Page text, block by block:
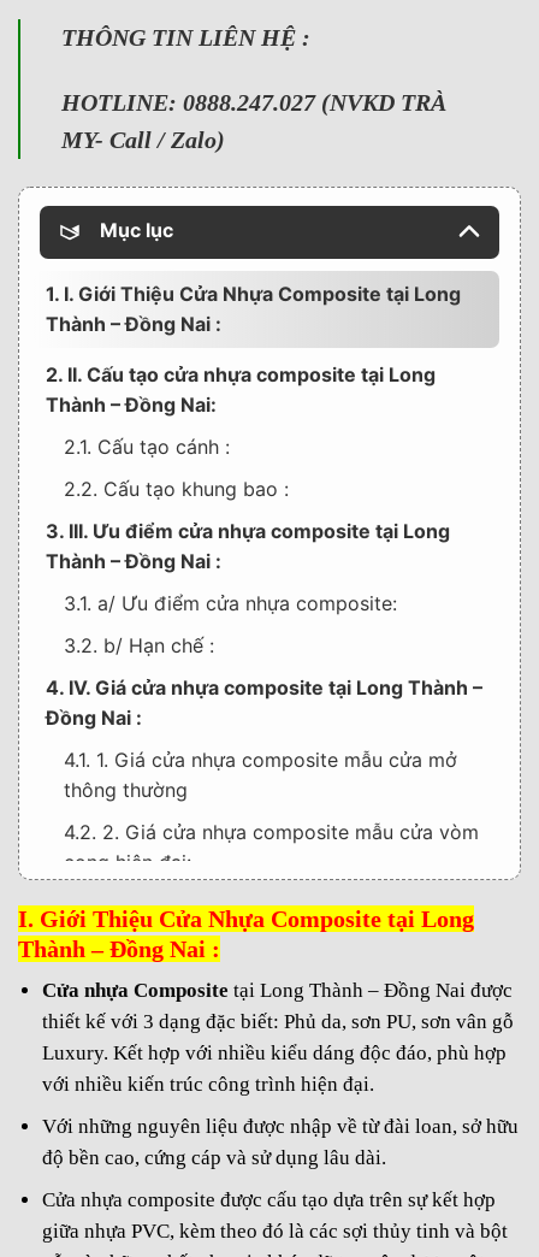
THÔNG TIN LIÊN HỆ :
HOTLINE: 0888.247.027 (NVKD TRÀ
MY- Call / Zalo)
Mục lục
1. I. Giới Thiệu Cửa Nhựa Composite tại Long
Thành – Đồng Nai :
2. II. Cấu tạo cửa nhựa composite tại Long
Thành – Đồng Nai:
2.1. Cấu tạo cánh :
2.2. Cấu tạo khung bao :
3. III. Ưu điểm cửa nhựa composite tại Long
Thành – Đồng Nai :
3.1. a/ Ưu điểm cửa nhựa composite:
3.2. b/ Hạn chế :
4. IV. Giá cửa nhựa composite tại Long Thành –
Đồng Nai :
4.1. 1. Giá cửa nhựa composite mẫu cửa mở
thông thường
4.2. 2. Giá cửa nhựa composite mẫu cửa vòm
cong hiện đại:
5. Một số thông tin liên hệ :
6. HỆ THỐNG SHOWROOM TRƯNG BÀY :
I. Giới Thiệu Cửa Nhựa Composite tại Long
Thành – Đồng Nai :
Cửa nhựa Composite tại Long Thành – Đồng Nai được
thiết kế với 3 dạng đặc biết: Phủ da, sơn PU, sơn vân gỗ
Luxury. Kết hợp với nhiều kiểu dáng độc đáo, phù hợp
với nhiều kiến trúc công trình hiện đại.
Với những nguyên liệu được nhập về từ đài loan, sở hữu
độ bền cao, cứng cáp và sử dụng lâu dài.
Cửa nhựa composite được cấu tạo dựa trên sự kết hợp
giữa nhựa PVC, kèm theo đó là các sợi thủy tinh và bột